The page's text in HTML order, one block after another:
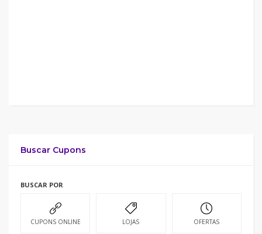
Buscar Cupons
BUSCAR POR
CUPONS ONLINE LOJAS OFERTAS